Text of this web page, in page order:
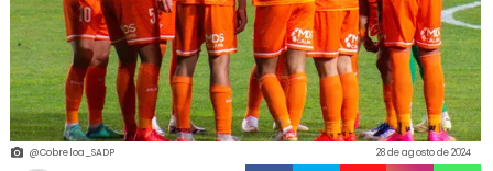
@Cobreloa_SADP 28 de agosto de 2024